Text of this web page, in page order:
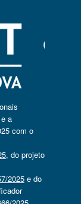
a
com o
, do projeto
2025e do